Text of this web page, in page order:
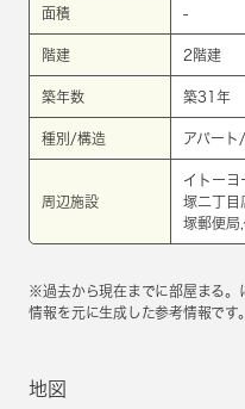
面積 -
階建 2階建
築年数 築31年
種別/構造 アパー
周辺施設
イトーヨ
塚二丁目
塚郵便局
※過去から現在までに部屋まる。
情報を元に生成した参考情報です。
地図